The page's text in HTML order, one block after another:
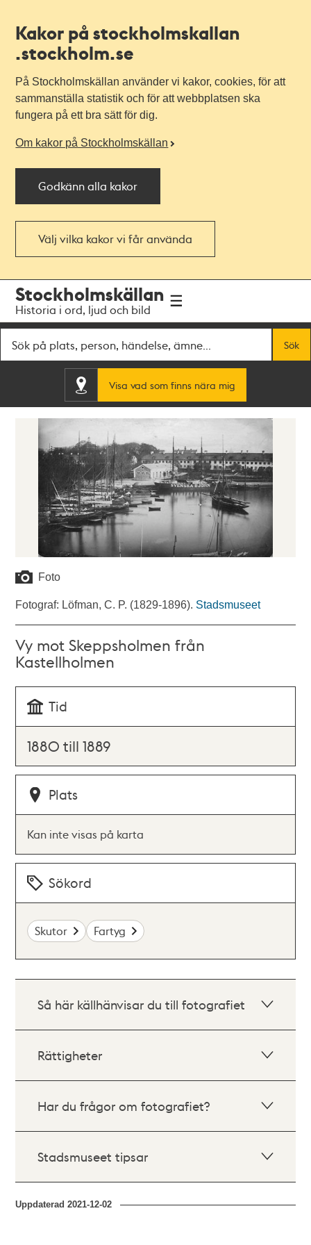
Kakor på stockholmskallan
.stockholm.se
På Stockholmskällan använder vi kakor, cookies, för att
sammanställa statistik och för att webbplatsen ska
fungera på ett bra sätt för dig.
Om kakor på Stockholmskällan
Godkänn alla kakor
Välj vilka kakor vi får använda
navigationen
huvudinnehållet
Stockholmskällan
Historia i ord, ljud och bild
Sök
Visa vad som finns nära mig
Foto
Fotograf: Löfman, C. P. (1829-1896). Stadsmuseet
Vy mot Skeppsholmen från
Kastellholmen
Tid
1880 till 1889
Plats
Kan inte visas på karta
Sökord
Skutor Fartyg
Så här källhänvisar du till fotografiet
Rättigheter
Har du frågor om fotografiet?
Stadsmuseet tipsar
Uppdaterad2021-12-02